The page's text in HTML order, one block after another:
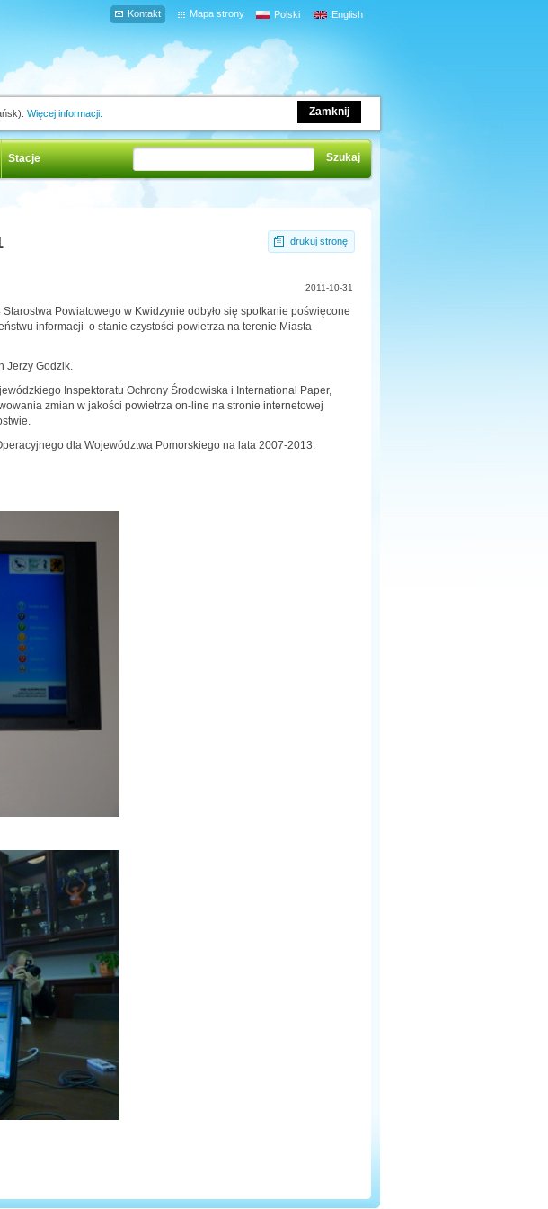
Zamknij
Więcej informacji.
Mapa strony
Kontakt Polski English
Stacje
drukuj stronę
2011-10-31
Powiatowego w Kwidzynie odbyło się spotkanie poświęcone
informacji o stanie czystości powietrza na terenie Miasta
Jerzy Godzik.
Inspektoratu Ochrony Środowiska i International Paper,
zmian w jakości powietrza on-line na stronie internetowej
dla Województwa Pomorskiego na lata 2007-2013.